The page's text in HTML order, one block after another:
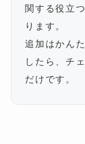
関する役立
ります。
追加はかん
したら、チ
だけです。